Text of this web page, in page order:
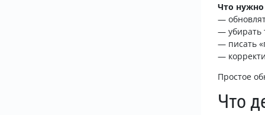
Что нужно
—
— убирать
— писать
—
Простое
Что